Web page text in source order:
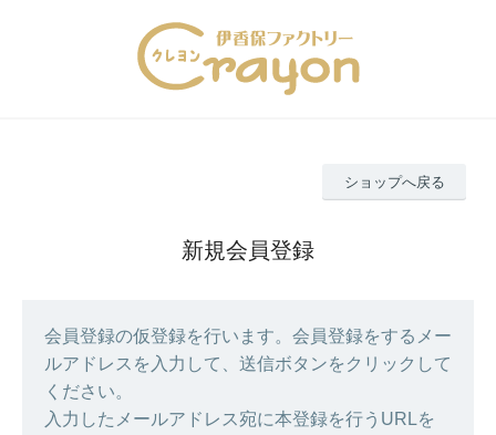
ショップへ戻る
新規会員登録
会員登録の仮登録を行います。会員登録をするメー
ルアドレスを入力して、送信ボタンをクリックして
ください。
入力したメールアドレス宛に本登録を行うURLを